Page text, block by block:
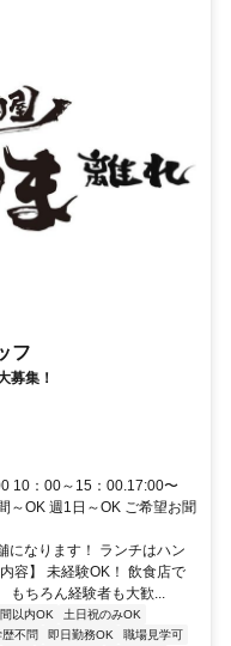
フ
募集！
10：00～15：00.17:00〜
～OK 週1日～OK ご希望お聞
になります！ ランチはハン
容】 未経験OK！ 飲食店で
ちろん経験者も大歓...
以内OK
土日祝のみOK
歴不問 即日勤務OK
職場見学可